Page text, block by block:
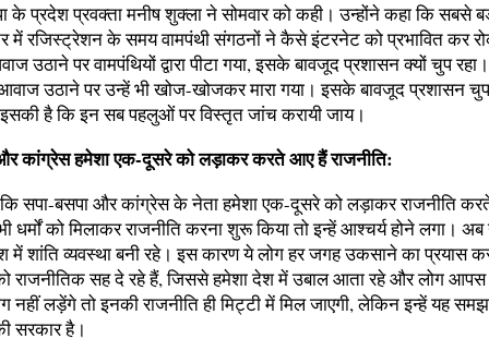
के प्रदेश प्रवक्ता मनीष शुक्ला ने सोमवार को कही। उन्होंने कहा कि सबसे
में रजिस्ट्रेशन के समय वामपंथी संगठनों ने कैसे इंटरनेट को प्रभावित कर
उठाने पर वामपंथियों द्वारा पीटा गया, इसके बावजूद प्रशासन क्यों चुप रहा।
आवाज उठाने पर उन्हें भी खोज-खोजकर मारा गया। इसके बावजूद प्रशासन
है कि इन सब पहलुओं पर विस्तृत जांच करायी जाय।
कांग्रेस हमेशा एक-दूसरे को लड़ाकर करते आए हैं राजनीति:
कि सपा-बसपा और कांग्रेस के नेता हमेशा एक-दूसरे को लड़ाकर राजनीति
धर्मों को मिलाकर राजनीति करना शुरू किया तो इन्हें आश्चर्य होने लगा।
में शांति व्यवस्था बनी रहे। इस कारण ये लोग हर जगह उकसाने का प्रयास
राजनीतिक सह दे रहे हैं, जिससे हमेशा देश में उबाल आता रहे और लोग
नहीं लड़ेंगे तो इनकी राजनीति ही मिट्टी में मिल जाएगी, लेकिन इन्हें यह
सरकार है।